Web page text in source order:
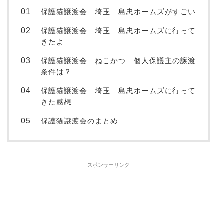
保護猫譲渡会 埼玉 島忠ホームズがすごい
保護猫譲渡会 埼玉 島忠ホームズに行って
きたよ
保護猫譲渡会 ねこかつ 個人保護主の譲渡
条件は？
保護猫譲渡会 埼玉 島忠ホームズに行って
きた感想
保護猫譲渡会のまとめ
スポンサーリンク